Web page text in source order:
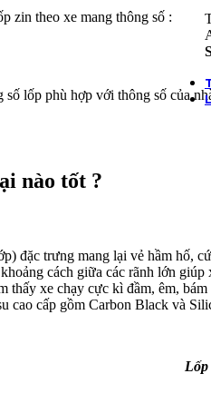
zin theo xe mang thông số :
lốp phù hợp với thông số của
nào tốt ?
đặc trưng mang lại vẻ hầm hố,
cách giữa các rãnh lớn
thấy xe chạy cực kì đầm, êm,
cao cấp gồm Carbon Black và